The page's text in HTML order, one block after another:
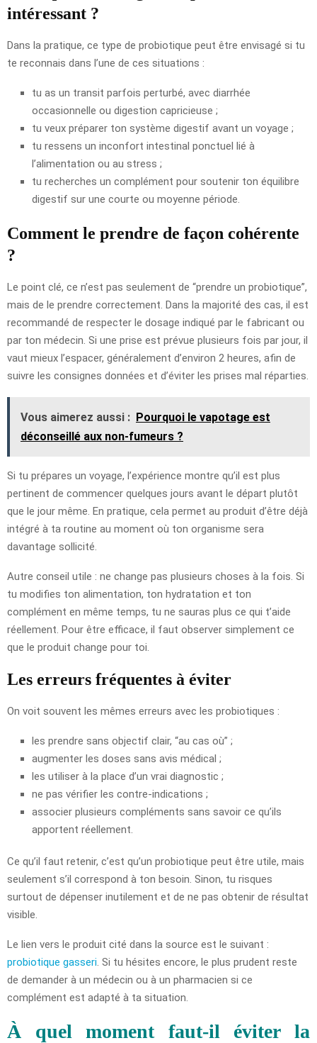
intéressant ?
Dans la pratique, ce type de probiotique peut être envisagé si tu
te reconnais dans l’une de ces situations :
tu as un transit parfois perturbé, avec diarrhée
occasionnelle ou digestion capricieuse ;
tu veux préparer ton système digestif avant un voyage ;
tu ressens un inconfort intestinal ponctuel lié à
l’alimentation ou au stress ;
tu recherches un complément pour soutenir ton équilibre
digestif sur une courte ou moyenne période.
Comment le prendre de façon cohérente
?
Le point clé, ce n’est pas seulement de “prendre un probiotique”,
mais de le prendre correctement. Dans la majorité des cas, il est
recommandé de respecter le dosage indiqué par le fabricant ou
par ton médecin. Si une prise est prévue plusieurs fois par jour, il
vaut mieux l’espacer, généralement d’environ 2 heures, afin de
suivre les consignes données et d’éviter les prises mal réparties.
Vous aimerez aussi : Pourquoi le vapotage est
déconseillé aux non-fumeurs ?
Si tu prépares un voyage, l’expérience montre qu’il est plus
pertinent de commencer quelques jours avant le départ plutôt
que le jour même. En pratique, cela permet au produit d’être déjà
intégré à ta routine au moment où ton organisme sera
davantage sollicité.
Autre conseil utile : ne change pas plusieurs choses à la fois. Si
tu modifies ton alimentation, ton hydratation et ton
complément en même temps, tu ne sauras plus ce qui t’aide
réellement. Pour être efficace, il faut observer simplement ce
que le produit change pour toi.
Les erreurs fréquentes à éviter
On voit souvent les mêmes erreurs avec les probiotiques :
les prendre sans objectif clair, “au cas où” ;
augmenter les doses sans avis médical ;
les utiliser à la place d’un vrai diagnostic ;
ne pas vérifier les contre-indications ;
associer plusieurs compléments sans savoir ce qu’ils
apportent réellement.
Ce qu’il faut retenir, c’est qu’un probiotique peut être utile, mais
seulement s’il correspond à ton besoin. Sinon, tu risques
surtout de dépenser inutilement et de ne pas obtenir de résultat
visible.
Le lien vers le produit cité dans la source est le suivant :
probiotique gasseri . Si tu hésites encore, le plus prudent reste
de demander à un médecin ou à un pharmacien si ce
complément est adapté à ta situation.
À quel moment faut-il éviter la